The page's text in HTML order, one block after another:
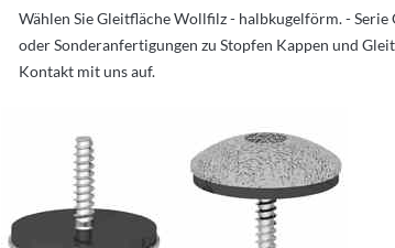
Wählen Sie Gleitfläche Wollfilz - halbkugelförm. -
oder Sonderanfertigungen zu Stopfen Kappen und
Kontakt mit uns auf.